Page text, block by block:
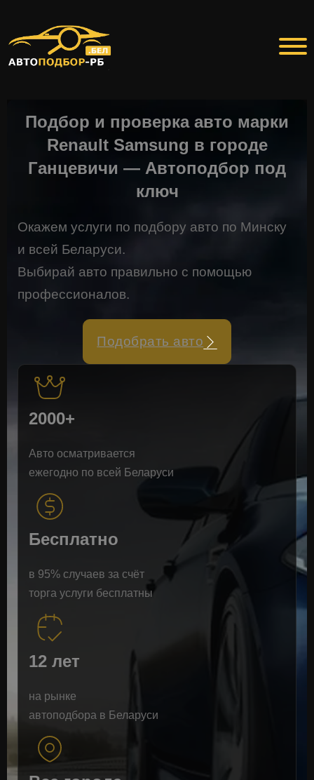
Подбор и проверка авто марки
Renault Samsung в городе
Ганцевичи — Автоподбор под
ключ
Окажем услуги по подбору авто по Минску
и всей Беларуси.
Выбирай авто правильно с помощью
профессионалов.
Подобрать авто
2000+
Авто осматривается
ежегодно по всей Беларуси
Бесплатно
в 95% случаев за счёт
торга услуги бесплатны
12 лет
на рынке
автоподбора в Беларуси